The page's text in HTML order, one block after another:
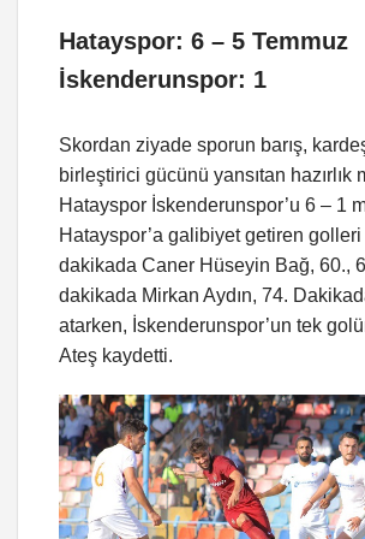
Hatayspor: 6 – 5 Temmuz
İskenderunspor: 1
Skordan ziyade sporun barış,
birleştirici gücünü yansıtan hazırlık
Hatayspor İskenderunspor’u 6 – 1
Hatayspor’a galibiyet getiren
dakikada Caner Hüseyin Bağ, 60.,
dakikada Mirkan Aydın, 74.
atarken, İskenderunspor’un tek
Ateş kaydetti.